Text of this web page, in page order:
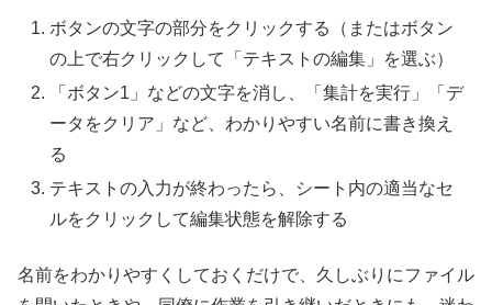
ボタンの文字の部分をクリックする（またはボタン
の上で右クリックして「テキストの編集」を選ぶ）
「ボタン1」などの文字を消し、「集計を実行」「デ
ータをクリア」など、わかりやすい名前に書き換え
る
テキストの入力が終わったら、シート内の適当なセ
ルをクリックして編集状態を解除する
名前をわかりやすくしておくだけで、久しぶりにファイル